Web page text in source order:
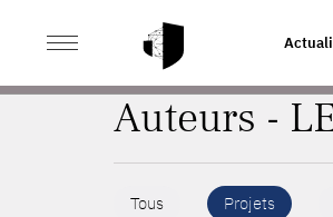
ACCUEIL
Auteurs -
Tous Projets